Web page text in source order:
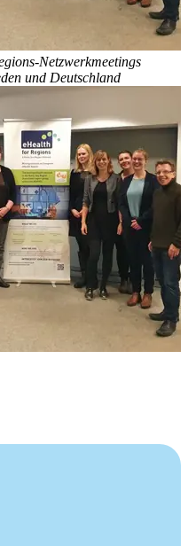
Netzwerkmeetings
und Deutschland